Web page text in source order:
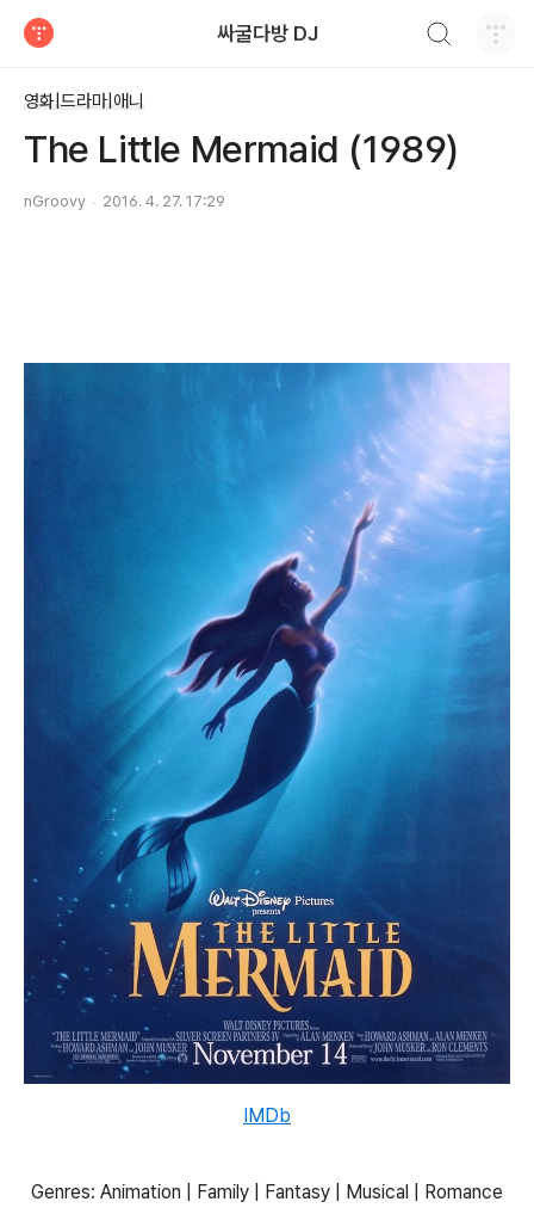
싸굴다방 DJ
영화|드라마|애니
The Little Mermaid (1989)
nGroovy 2016. 4. 27. 17:29
IMDb
Genres: Animation | Family | Fantasy | Musical | Romance